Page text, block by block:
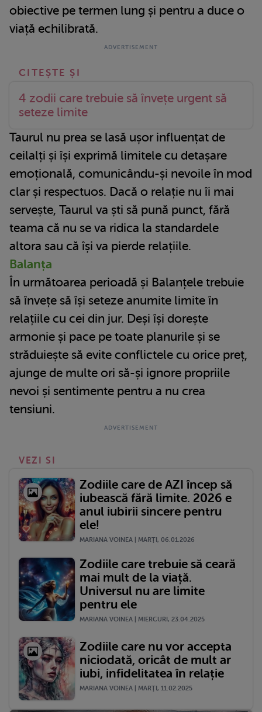
obiective pe termen lung și pentru a duce o
viață echilibrată.
4 zodii care trebuie să învețe urgent să
seteze limite
Taurul nu prea se lasă ușor influențat de
ceilalți și își exprimă limitele cu detașare
emoțională, comunicându-și nevoile în mod
clar și respectuos. Dacă o relație nu îi mai
servește, Taurul va ști să pună punct, fără
teama că nu se va ridica la standardele
altora sau că își va pierde relațiile.
Balanța
În următoarea perioadă și Balanțele trebuie
să învețe să își seteze anumite limite în
relațiile cu cei din jur. Deși își dorește
armonie și pace pe toate planurile și se
străduiește să evite conflictele cu orice preț,
ajunge de multe ori să-și ignore propriile
nevoi și sentimente pentru a nu crea
tensiuni.
VEZI SI
Zodiile care de AZI încep să
iubească fără limite. 2026 e
anul iubirii sincere pentru
ele!
MARIANA VOINEA | MARŢI, 06.01.2026
Zodiile care trebuie să ceară
mai mult de la viață.
Universul nu are limite
pentru ele
MARIANA VOINEA | MIERCURI, 23.04.2025
Zodiile care nu vor accepta
niciodată, oricât de mult ar
iubi, infidelitatea în relație
MARIANA VOINEA | MARŢI, 11.02.2025